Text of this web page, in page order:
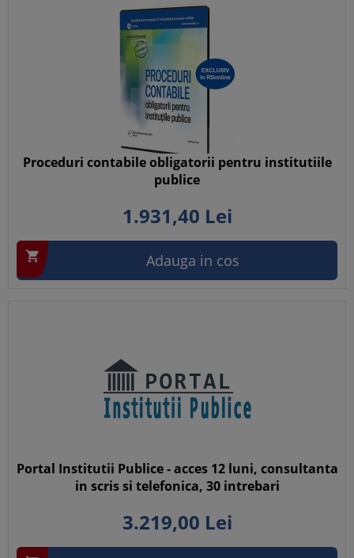
Proceduri contabile obligatorii pentru institutiile
publice
1.931,40 Lei
 Adauga in cos
Portal Institutii Publice - acces 12 luni, consultanta
in scris si telefonica, 30 intrebari
3.219,00 Lei